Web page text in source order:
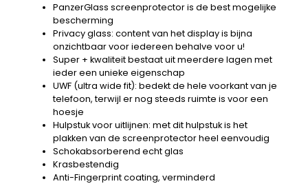
PanzerGlass screenprotector is de best mogelijke
bescherming
Privacy glass: content van het display is bijna
onzichtbaar voor iedereen behalve voor u!
Super + kwaliteit bestaat uit meerdere lagen met
ieder een unieke eigenschap
UWF (ultra wide fit): bedekt de hele voorkant van je
telefoon, terwijl er nog steeds ruimte is voor een
hoesje
Hulpstuk voor uitlijnen: met dit hulpstuk is het
plakken van de screenprotector heel eenvoudig
Schokabsorberend echt glas
Krasbestendig
Anti-Fingerprint coating, verminderd